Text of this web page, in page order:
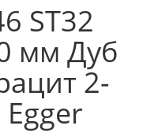
ST32
мм Дуб
2-